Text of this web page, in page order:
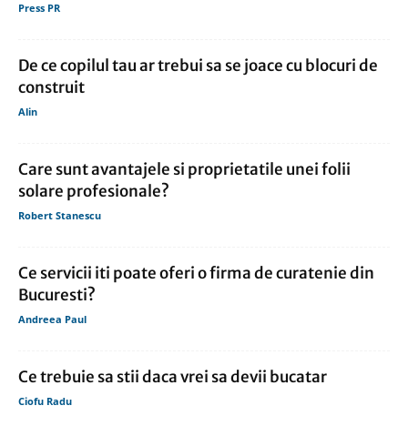
Press PR
De ce copilul tau ar trebui sa se joace cu blocuri de
construit
Alin
Care sunt avantajele si proprietatile unei folii
solare profesionale?
Robert Stanescu
Ce servicii iti poate oferi o firma de curatenie din
Bucuresti?
Andreea Paul
Ce trebuie sa stii daca vrei sa devii bucatar
Ciofu Radu